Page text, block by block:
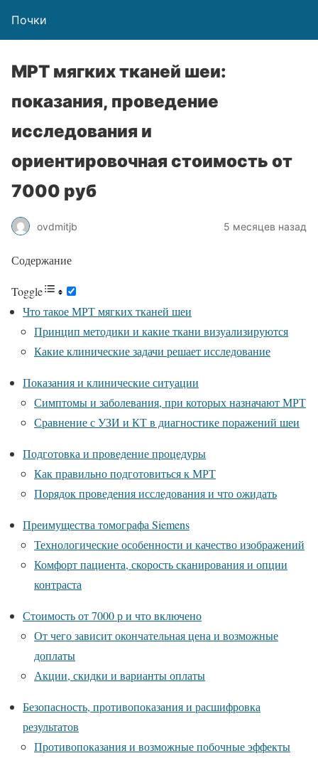
Почки
МРТ мягких тканей шеи:
показания, проведение
исследования и
ориентировочная стоимость от
7000 руб
ovdmitjb 5 месяцев назад
Содержание
Toggle
Что такое МРТ мягких тканей шеи
Принцип методики и какие ткани визуализируются
Какие клинические задачи решает исследование
Показания и клинические ситуации
Симптомы и заболевания, при которых назначают МРТ
Сравнение с УЗИ и КТ в диагностике поражений шеи
Подготовка и проведение процедуры
Как правильно подготовиться к МРТ
Порядок проведения исследования и что ожидать
Преимущества томографа Siemens
Технологические особенности и качество изображений
Комфорт пациента, скорость сканирования и опции
контраста
Стоимость от 7000 р и что включено
От чего зависит окончательная цена и возможные
доплаты
Акции, скидки и варианты оплаты
Безопасность, противопоказания и расшифровка
результатов
Противопоказания и возможные побочные эффекты